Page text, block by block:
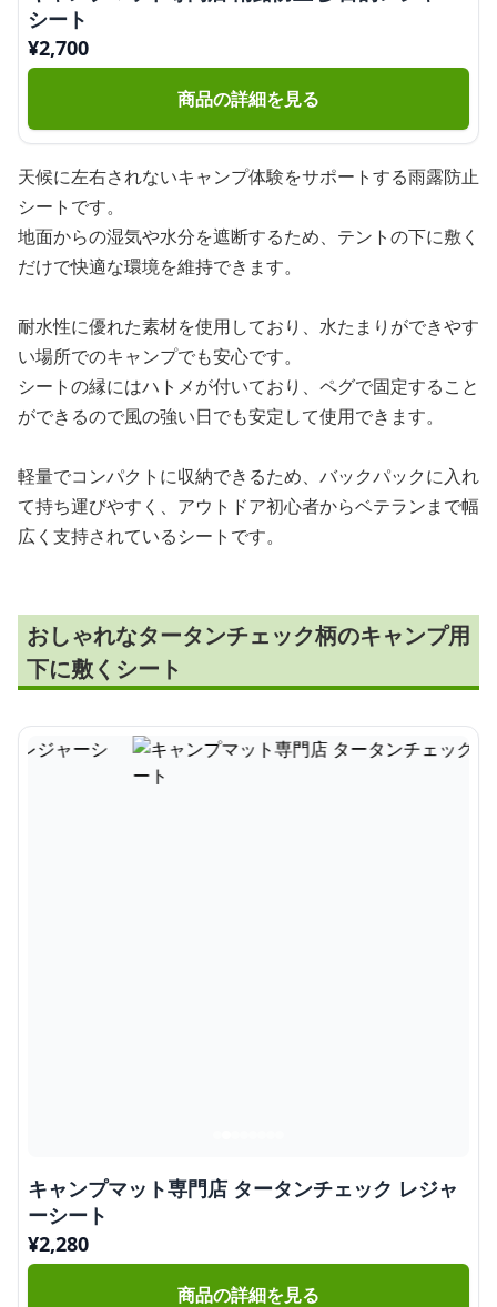
シート
¥2,700
商品の詳細を見る
天候に左右されないキャンプ体験をサポートする雨露防止
シートです。
地面からの湿気や水分を遮断するため、テントの下に敷く
だけで快適な環境を維持できます。
耐水性に優れた素材を使用しており、水たまりができやす
い場所でのキャンプでも安心です。
シートの縁にはハトメが付いており、ペグで固定すること
ができるので風の強い日でも安定して使用できます。
軽量でコンパクトに収納できるため、バックパックに入れ
て持ち運びやすく、アウトドア初心者からベテランまで幅
広く支持されているシートです。
おしゃれなタータンチェック柄のキャンプ用
下に敷くシート
キャンプマット専門店 タータンチェック レジャ
ーシート
¥2,280
商品の詳細を見る